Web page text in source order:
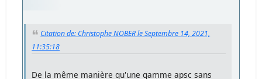
Citation de: Christophe NOBER le Septembre 14, 2021,
11:35:18
De la même manière qu'une gamme apsc sans